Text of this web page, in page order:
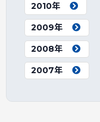
2010年
2009年
2008年
2007年